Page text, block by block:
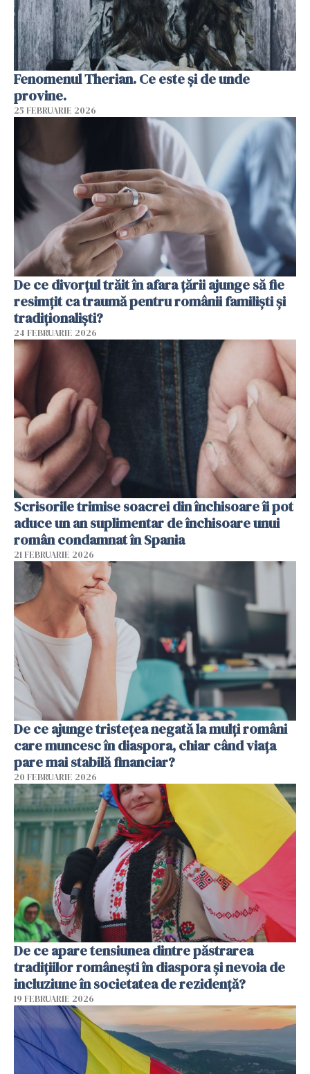
Fenomenul Therian. Ce este și de unde
provine.
25 FEBRUARIE 2026
De ce divorțul trăit în afara țării ajunge să fie
resimțit ca traumă pentru românii familiști și
tradiționaliști?
24 FEBRUARIE 2026
Scrisorile trimise soacrei din închisoare îi pot
aduce un an suplimentar de închisoare unui
român condamnat în Spania
21 FEBRUARIE 2026
De ce ajunge tristețea negată la mulți români
care muncesc în diaspora, chiar când viața
pare mai stabilă financiar?
20 FEBRUARIE 2026
De ce apare tensiunea dintre păstrarea
tradițiilor românești în diaspora și nevoia de
incluziune în societatea de rezidență?
19 FEBRUARIE 2026